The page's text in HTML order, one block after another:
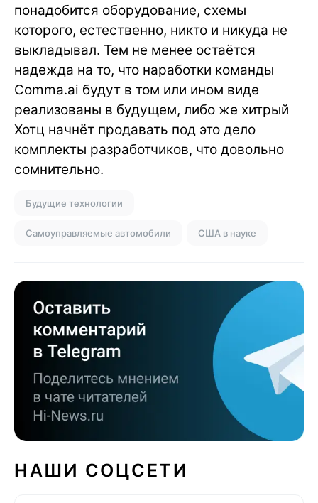
понадобится оборудование, схемы
которого, естественно, никто и никуда не
выкладывал. Тем не менее остаётся
надежда на то, что наработки команды
Comma.ai будут в том или ином виде
реализованы в будущем, либо же хитрый
Хотц начнёт продавать под это дело
комплекты разработчиков, что довольно
сомнительно.
Будущие технологии
Самоуправляемые автомобили США в науке
НАШИ СОЦСЕТИ